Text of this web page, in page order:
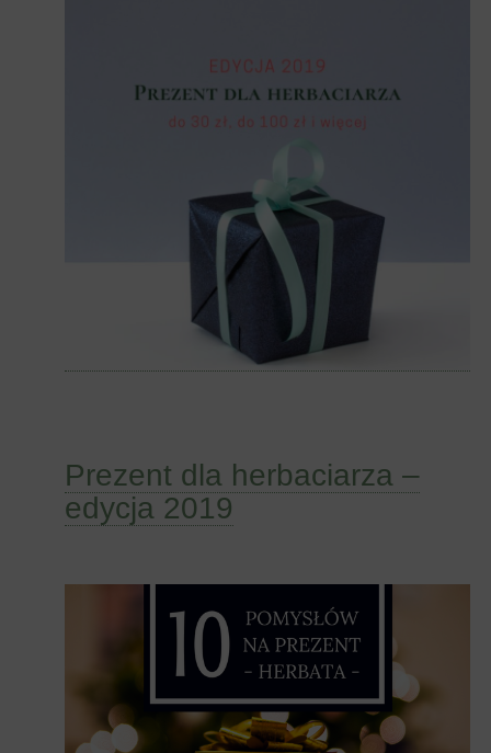
Prezent dla herbaciarza –
edycja 2019